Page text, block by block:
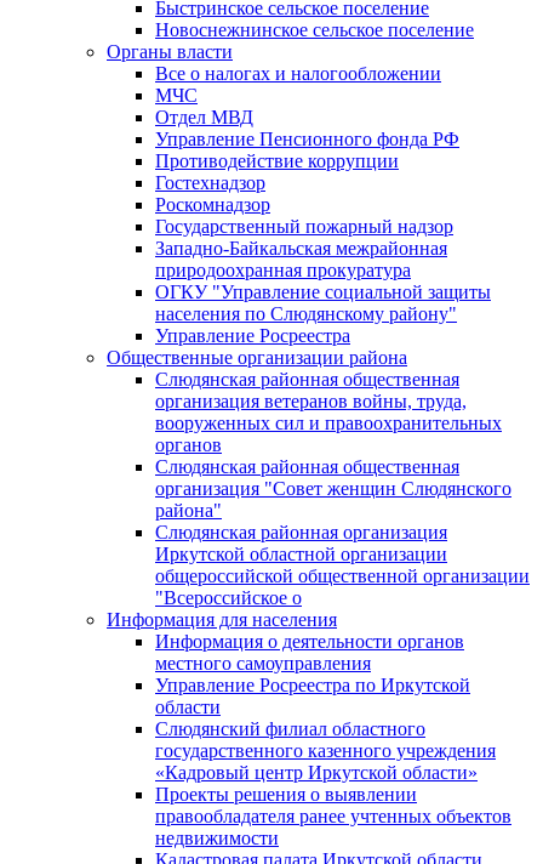
Быстринское сельское поселение
Новоснежнинское сельское поселение
Органы власти
Все о налогах и налогообложении
МЧС
Отдел МВД
Управление Пенсионного фонда РФ
Противодействие коррупции
Гостехнадзор
Роскомнадзор
Государственный пожарный надзор
Западно-Байкальская межрайонная
природоохранная прокуратура
ОГКУ "Управление социальной защиты
населения по Слюдянскому району"
Управление Росреестра
Общественные организации района
Слюдянская районная общественная
организация ветеранов войны, труда,
вооруженных сил и правоохранительных
органов
Слюдянская районная общественная
организация "Совет женщин Слюдянского
района"
Слюдянская районная организация
Иркутской областной организации
общероссийской общественной организации
"Всероссийское о
Информация для населения
Информация о деятельности органов
местного самоуправления
Управление Росреестра по Иркутской
области
Слюдянский филиал областного
государственного казенного учреждения
«Кадровый центр Иркутской области»
Проекты решения о выявлении
правообладателя ранее учтенных объектов
недвижимости
Кадастровая палата Иркутской области